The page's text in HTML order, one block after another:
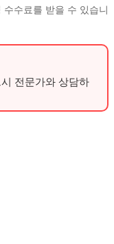
수료를 받을 수 있습니
전문가와 상담하